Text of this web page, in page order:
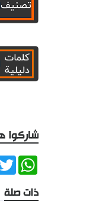
شاركوا
WhatsApp
ذات صلة